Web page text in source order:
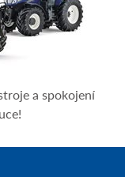
a spokojení